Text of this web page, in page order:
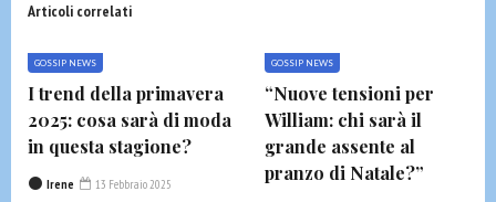
Articoli correlati
GOSSIP NEWS
I trend della primavera
2025: cosa sarà di moda
in questa stagione?
Irene 13 Febbraio 2025
GOSSIP NEWS
“Nuove tensioni per
William: chi sarà il
grande assente al
pranzo di Natale?”